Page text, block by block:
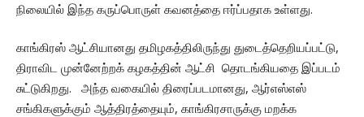
நிலையில் இந்த கருப்பொருள் கவனத்தை ஈர்ப்பதாக உள்ளது.
காங்கிரஸ் ஆட்சியானது தமிழகத்திலிருந்து துடைத்தெறியப்பட்டு,
திராவிட முன்னேற்றக் கழகத்தின் ஆட்சி தொடங்கியதை இப்படம்
சுட்டுகிறது. அந்த வகையில் திரைப்படமானது, ஆர்எஸ்எஸ்
சங்கிகளுக்கும் ஆத்திரத்தையும், காங்கிரசாருக்கு மறக்க